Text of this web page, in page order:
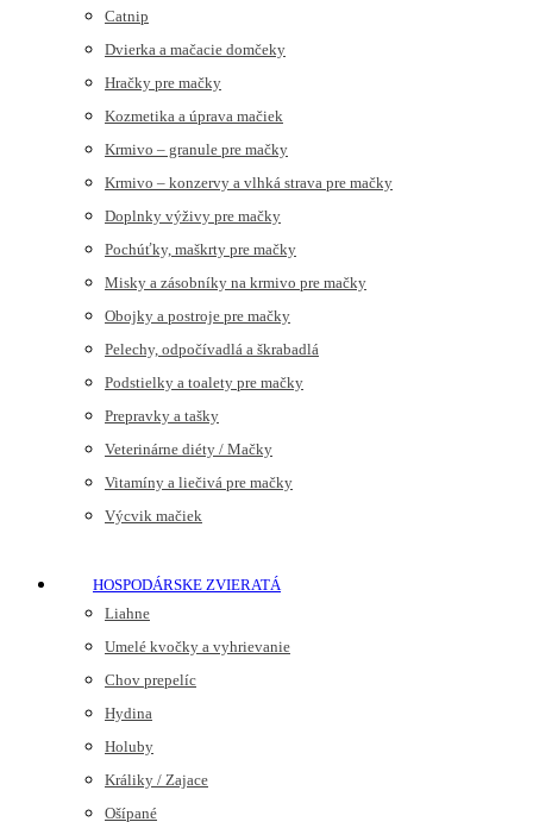
Catnip
Dvierka a mačacie domčeky
Hračky pre mačky
Kozmetika a úprava mačiek
Krmivo – granule pre mačky
Krmivo – konzervy a vlhká strava pre mačky
Doplnky výživy pre mačky
Pochúťky, maškrty pre mačky
Misky a zásobníky na krmivo pre mačky
Obojky a postroje pre mačky
Pelechy, odpočívadlá a škrabadlá
Podstielky a toalety pre mačky
Prepravky a tašky
Veterinárne diéty / Mačky
Vitamíny a liečivá pre mačky
Výcvik mačiek
HOSPODÁRSKE ZVIERATÁ
Liahne
Umelé kvočky a vyhrievanie
Chov prepelíc
Hydina
Holuby
Králiky / Zajace
Ošípané